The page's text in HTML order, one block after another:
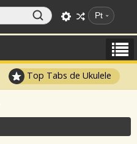
Pt
Top Tabs de Ukulele